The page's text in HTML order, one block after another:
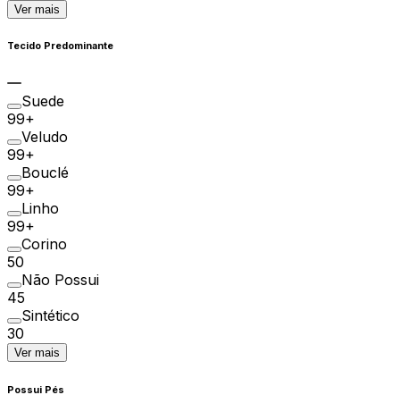
Ver mais
Tecido Predominante
Suede
99+
Veludo
99+
Bouclé
99+
Linho
99+
Corino
50
Não Possui
45
Sintético
30
Ver mais
Possui Pés